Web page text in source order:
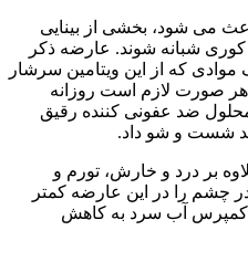
می شود، بخشی از بینایی
شبانه شوند. عارضه ذکر
موادی که از این ویتامین سرشار
صورت لازم است روزانه
ضد عفونی کننده رقیق
بر درد و خارش، تورم و
چشم را در این عارضه کمتر
کمپرس آب سرد به کاهش